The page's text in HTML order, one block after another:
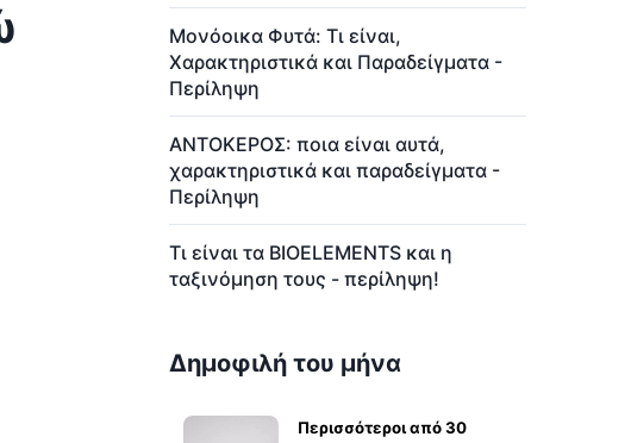
Μονόοικα Φυτά: Τι είναι,
Χαρακτηριστικά και Παραδείγματα -
Περίληψη
ΑΝΤΟΚΕΡΟΣ: ποια είναι αυτά,
χαρακτηριστικά και παραδείγματα -
Περίληψη
Τι είναι τα BIOELEMENTS και η
ταξινόμηση τους - περίληψη!
Δημοφιλή του μήνα
Περισσότεροι από 30